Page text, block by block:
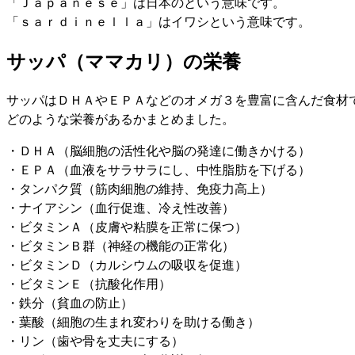
「ｓａｒｄｉｎｅｌｌａ」はイワシという意味です。
サッパ（ママカリ）の栄養
サッパはＤＨＡやＥＰＡなどのオメガ３を豊富に含んだ食材
どのような栄養があるかまとめました。
・ＤＨＡ（脳細胞の活性化や脳の発達に働きかける）
・ＥＰＡ（血液をサラサラにし、中性脂肪を下げる）
・タンパク質（筋肉細胞の維持、免疫力高上）
・ナイアシン（血行促進、冷え性改善）
・ビタミンＡ（皮膚や粘膜を正常に保つ）
・ビタミンＢ群（神経の機能の正常化）
・ビタミンＤ（カルシウムの吸収を促進）
・ビタミンＥ（抗酸化作用）
・鉄分（貧血の防止）
・葉酸（細胞の生まれ変わりを助ける働き）
・リン（歯や骨を丈夫にする）